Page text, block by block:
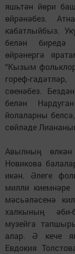
яшьтән йөри
өйрәнәбез.
кабатлыйбыз.
белән биредә
өйрәнергә
“Кызым
гореф-
сөенәбез.
белән
йолаларны
сөйләде
Авылның
Новикова
икән. Әлеге
милли киемнәре
мәсьәләсенә
халкының әби-
музейга
алар. Ә кече
Евдокия